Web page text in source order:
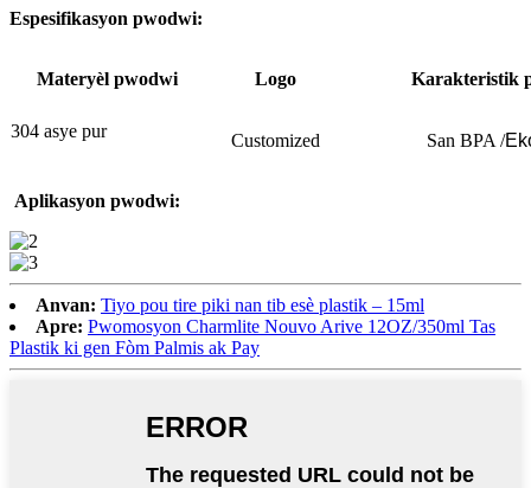
Espesifikasyon pwodwi:
Materyèl pwodwi Logo Karakteristik
304 asye pur Customized San BPA /
Aplikasyon pwodwi:
Anvan: Tiyo pou tire piki nan tib esè plastik – 15ml
Apre: Pwomosyon Charmlite Nouvo Arive 12OZ/350ml Tas
Plastik ki gen Fòm Palmis ak Pay